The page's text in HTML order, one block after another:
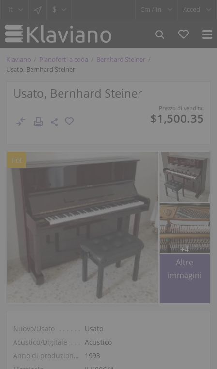
$ Cm / In Accedi
Klaviano Pianoforti a coda
Bernhard Steiner
Usato, Bernhard Steiner
Usato, Bernhard Steiner
Prezzo di vendita:
$1,500.35
Hot
+4
Altre
immagini
Nuovo/Usato
Usato
Acustico/Digitale
Acustico
Anno di produzione
1993